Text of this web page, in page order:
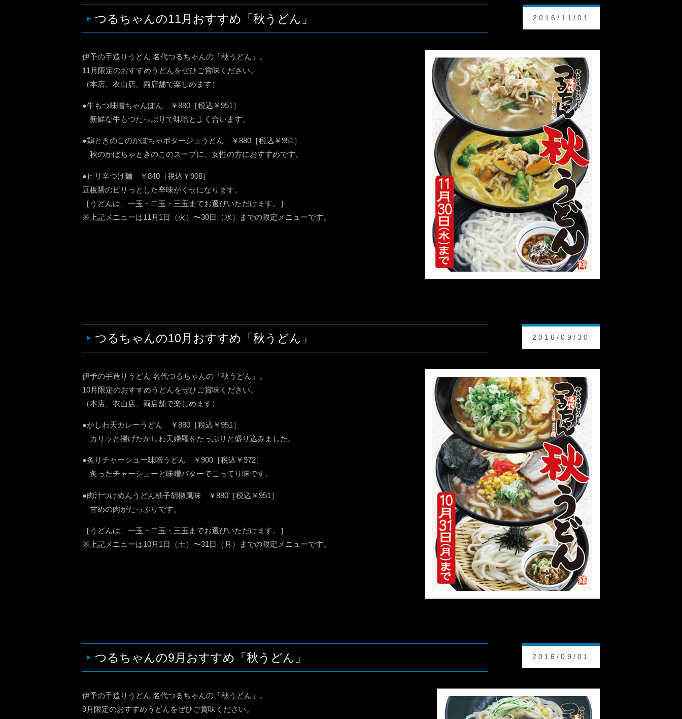
つるちゃんの11月おすすめ「秋うどん」 2016/11/01
伊予の手造りうどん 名代つるちゃんの「秋うどん」。
11月限定のおすすめうどんをぜひご賞味ください。
（本店、衣山店、両店舗で楽しめます）
●牛もつ味噌ちゃんぽん ￥880［税込￥951］
新鮮な牛もつたっぷりで味噌とよく合います。
●鶏ときのこのかぼちゃポタージュうどん ￥880［税込￥951］
秋のかぼちゃときのこのスープに。女性の方におすすめです。
●ピリ辛つけ麺 ￥840［税込￥908］
豆板醤のピリっとした辛味がくせになります。
［うどんは、一玉・二玉・三玉までお選びいただけます。］
※上記メニューは11月1日（火）〜30日（水）までの限定メニューです。
つるちゃんの10月おすすめ「秋うどん」 2016/09/30
伊予の手造りうどん 名代つるちゃんの「秋うどん」。
10月限定のおすすめうどんをぜひご賞味ください。
（本店、衣山店、両店舗で楽しめます）
●かしわ天カレーうどん ￥880［税込￥951］
カリッと揚げたかしわ天婦羅をたっぷりと盛り込みました。
●炙りチャーシュー味噌うどん ￥900［税込￥972］
炙ったチャーシューと味噌バターでこってり味です。
●肉汁つけめんうどん柚子胡椒風味 ￥880［税込￥951］
甘めの肉がたっぷりです。
［うどんは、一玉・二玉・三玉までお選びいただけます。］
※上記メニューは10月1日（土）〜31日（月）までの限定メニューです。
つるちゃんの9月おすすめ「秋うどん」 2016/09/01
伊予の手造りうどん 名代つるちゃんの「秋うどん」。
9月限定のおすすめうどんをぜひご賞味ください。